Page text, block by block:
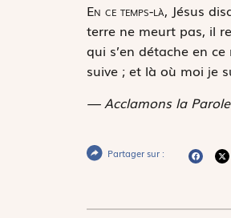
En ce temps-là, Jésus
terre ne meurt pas, il
qui s’en détache en
suive ; et là où moi je
— Acclamons la
Partager sur :